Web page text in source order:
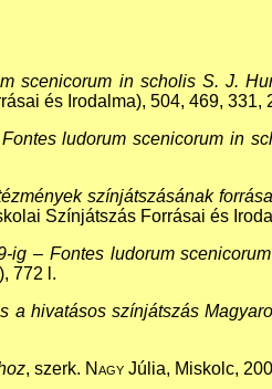
scenicorum in scholis S. J.
és Irodalma), 504, 469, 331,
ludorum scenicorum in
színjátszásának
Színjátszás Forrásai és
– Fontes ludorum
772 l.
a hivatásos színjátszás
, szerk. Nagy Júlia, Miskolc,